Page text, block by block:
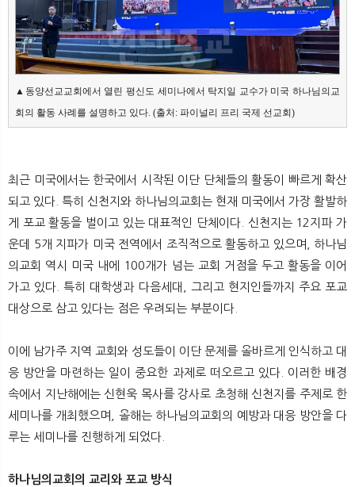
▲동양선교교회에서 열린 평신도 세미나에서 탁지일 교수가 미국 하나님의교
회의 활동 사례를 설명하고 있다. (출처: 파이널리 프리 국제 선교회)
최근 미국에서는 한국에서 시작된 이단 단체들의 활동이 빠르게 확산
되고 있다. 특히 신천지와 하나님의교회는 현재 미국에서 가장 활발하
게 포교 활동을 벌이고 있는 대표적인 단체이다. 신천지는 12지파 가
운데 5개 지파가 미국 전역에서 조직적으로 활동하고 있으며, 하나님
의교회 역시 미국 내에 100개가 넘는 교회 거점을 두고 활동을 이어
가고 있다. 특히 대학생과 다음세대, 그리고 현지인들까지 주요 포교
대상으로 삼고 있다는 점은 우려되는 부분이다.
이에 남가주 지역 교회와 성도들이 이단 문제를 올바르게 인식하고 대
응 방안을 마련하는 일이 중요한 과제로 떠오르고 있다. 이러한 배경
속에서 지난해에는 신현욱 목사를 강사로 초청해 신천지를 주제로 한
세미나를 개최했으며, 올해는 하나님의교회의 예방과 대응 방안을 다
루는 세미나를 진행하게 되었다.
하나님의교회의 교리와 포교 방식